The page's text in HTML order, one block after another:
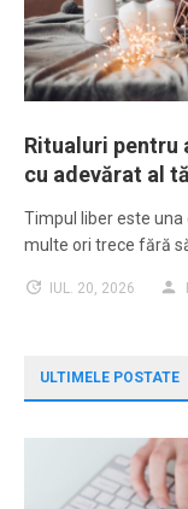
Ritualuri pentru
cu adevărat al
Timpul liber este una
multe ori trece fără
IUL. 20, 2026
ULTIMELE POSTATE